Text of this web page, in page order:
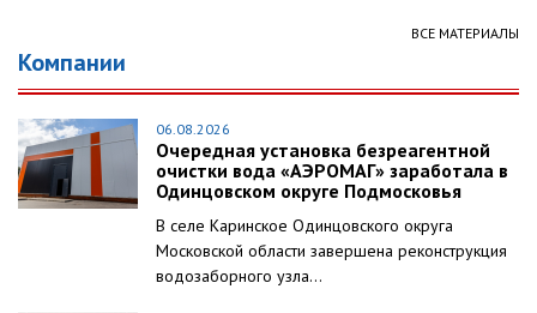
ВСЕ МАТЕРИАЛЫ
Компании
06.08.2026
Очередная установка безреагентной
очистки вода «АЭРОМАГ» заработала в
Одинцовском округе Подмосковья
В селе Каринское Одинцовского округа
Московской области завершена реконструкция
водозаборного узла...